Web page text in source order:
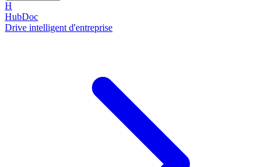
H
HubDoc
Drive intelligent d'entreprise